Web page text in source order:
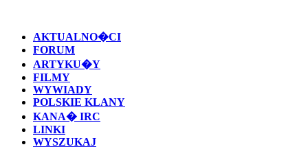
AKTUALNO�CI
FORUM
ARTYKU�Y
FILMY
WYWIADY
POLSKIE KLANY
KANA� IRC
LINKI
WYSZUKAJ